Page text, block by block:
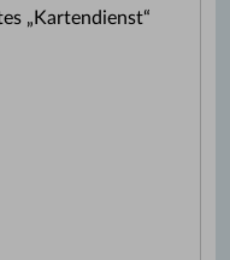
„Kartendienst“